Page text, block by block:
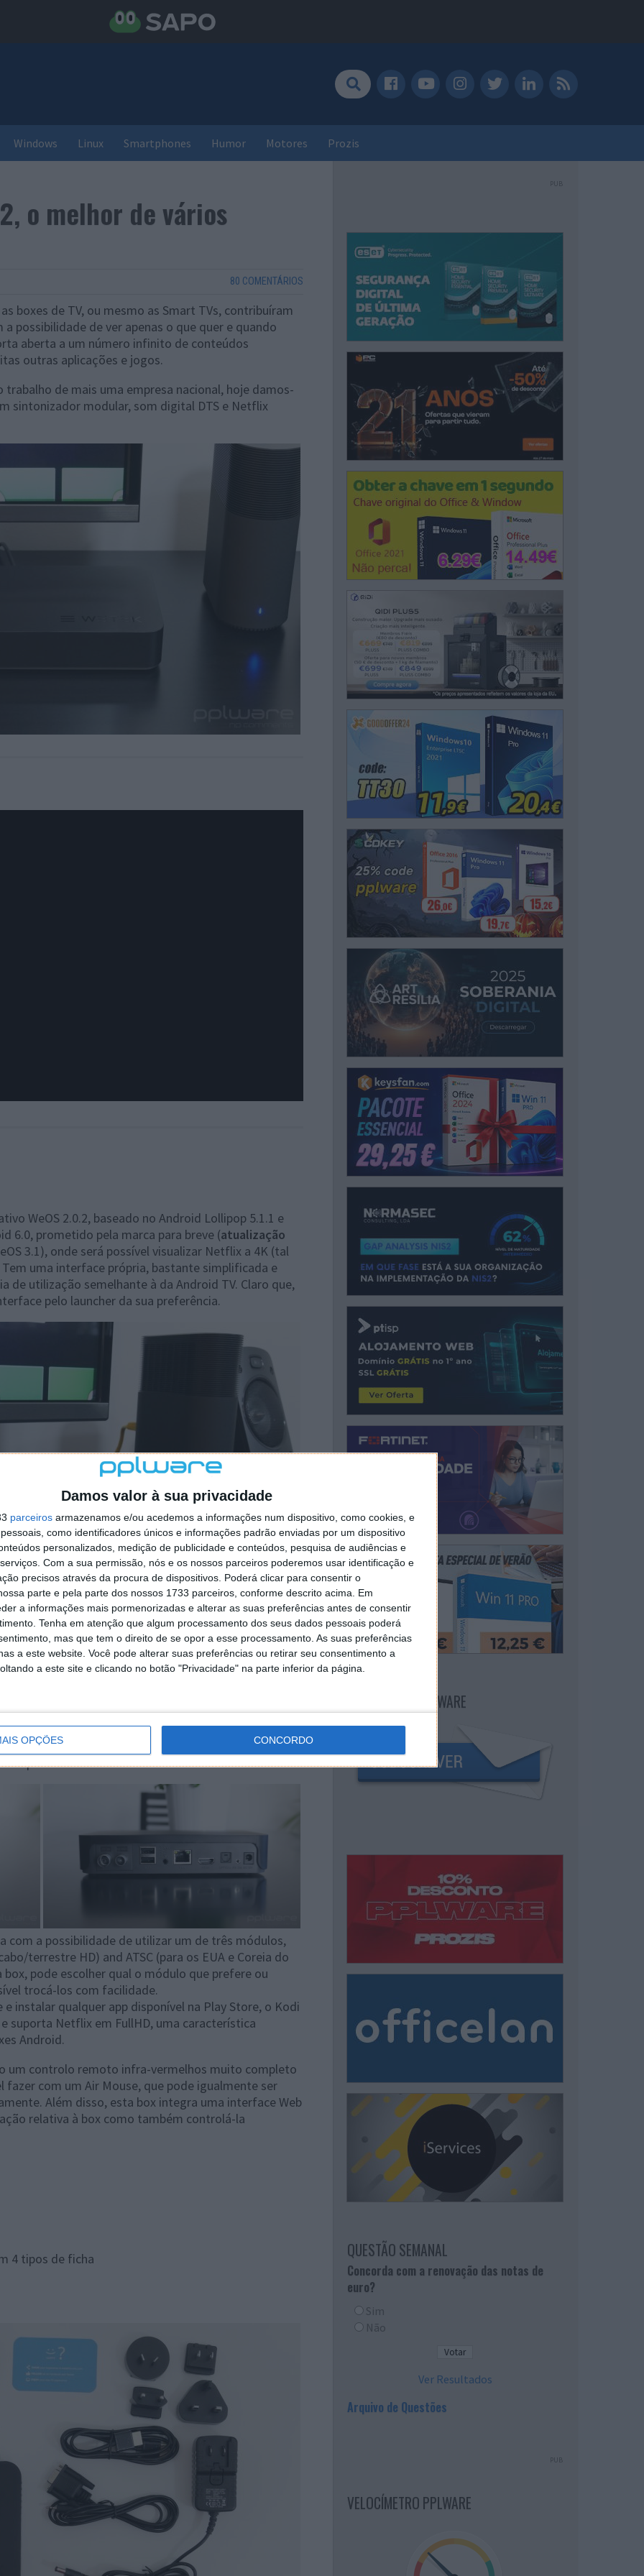
Damos valor à sua privacidade
parceiros armazenamos e/ou acedemos a informações num dispositivo, como cookies, e
como identificadores únicos e informações padrão enviadas por um dispositivo
personalizados, medição de publicidade e conteúdos, pesquisa de audiências e
Com a sua permissão, nós e os nossos parceiros poderemos usar identificação e
precisos através da procura de dispositivos. Poderá clicar para consentir o
parte e pela parte dos nossos 1733 parceiros, conforme descrito acima. Em
a informações mais pormenorizadas e alterar as suas preferências antes de consentir
Tenha em atenção que algum processamento dos seus dados pessoais poderá
mas que tem o direito de se opor a esse processamento. As suas preferências
a este website. Você pode alterar suas preferências ou retirar seu consentimento a
a este site e clicando no botão "Privacidade" na parte inferior da página.
OPÇÕES CONCORDO
Windows Linux Smartphones Humor Motores Prozis
o melhor de vários
80 COMENTÁRIOS
boxes de TV, ou mesmo as Smart TVs, contribuíram
possibilidade de ver apenas o que quer e quando
aberta a um número infinito de conteúdos
outras aplicações e jogos.
de mais uma empresa nacional, hoje damos-
sintonizador modular, som digital DTS e Netflix
WeOS 2.0.2, baseado no Android Lollipop 5.1.1 e
6.0, prometido pela marca para breve (atualização
3.1), onde será possível visualizar Netflix a 4K (tal
uma interface própria, bastante simplificada e
de utilização semelhante à da Android TV. Claro que,
pelo launcher da sua preferência.
uma GPU penta-core Mali-450MP com 2 GB de RAM
de descodificar vídeo H.264/H.265 a 4K e som Dolby
tirar o partido máximo do sistema de som da sua
Bluetooth 4.0, as tecnologias mais populares
USB 2.0, uma HDMI, leitor de cartões microSD,
SPDIF, saída A/V e uma porta série RS-232 útil para
na comunidade.
com a possibilidade de utilizar um de três módulos,
terrestre HD) and ATSC (para os EUA e Coreia do
pode escolher qual o módulo que prefere ou
trocá-los com facilidade.
instalar qualquer app disponível na Play Store, o Kodi
suporta Netflix em FullHD, uma característica
Android.
um controlo remoto infra-vermelhos muito completo
fazer com um Air Mouse, que pode igualmente ser
Além disso, esta box integra uma interface Web
relativa à box como também controlá-la
4 tipos de ficha
PUB
NEWSLETTER PPLWARE
QUESTÃO SEMANAL
Concorda com a renovação das notas de
euro?
Sim
Não
Ver Resultados
Arquivo de Questões
PUB
VELOCÍMETRO PPLWARE